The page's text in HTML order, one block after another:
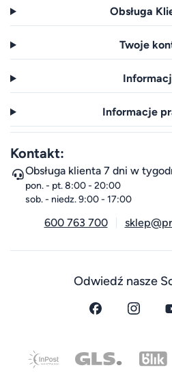
Obsługa
Twoje
Informacje
Kontakt:
Obsługa klienta 7 dni w
pon. - pt. 8:00 - 20:00
sob. - niedz. 9:00 - 17:00
600 763 700
Odwiedź nasze